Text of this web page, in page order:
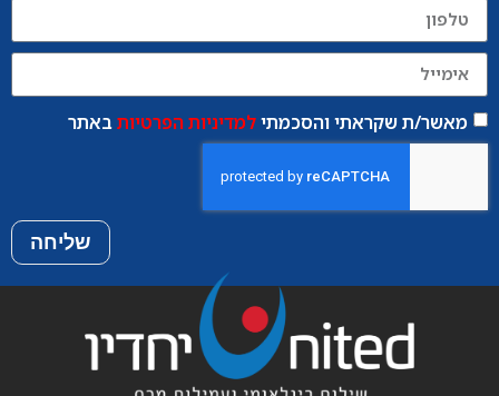
מאשר/ת שקראתי והסכמתילמדיניות הפרטיותבאתר
שליחה